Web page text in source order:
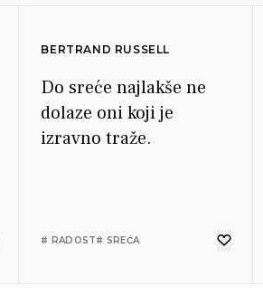
BERTRAND RUSSELL
Do sreće najlakše ne
dolaze oni koji je
izravno traže.
# RADOST# SREĆA